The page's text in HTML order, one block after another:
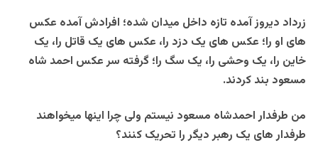
زرداد دیروز آمده تازه داخل میدان شده؛ افرادش آمده عکس
های او را؛ عکس های یک دزد را، عکس های یک قاتل را، یک
خاین را، یک وحشی را، یک سگ را؛ گرفته سر عکس احمد شاه
مسعود بند کردند.
من طرفدار احمدشاه مسعود نیستم ولی چرا اینها میخواهند
طرفدار های یک رهبر دیگر را تحریک کنند؟